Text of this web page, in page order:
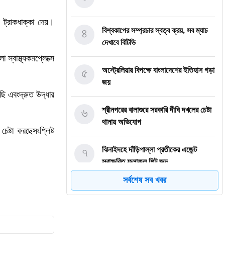
ট্রাকধাক্কা দেয়।
স্বাস্থ্যকমপ্লেক্সে
এবংদ্রুত উদ্ধার
চেষ্টা করছেসংশ্লিষ্ট
বিশ্বকাপের সম্প্রচার স্বত্ব ক্রয়, সব ম্যাচ
দেখাবে বিটিভি
৪
অস্ট্রেলিয়ার বিপক্ষে বাংলাদেশের ইতিহাস গড়া
জয়
৫
শ্রীনগরের বালাশুরে সরকারি দীঘি দখলের চেষ্টা
থানায় অভিযোগ
৬
ঝিনাইদহে দাঁড়িপাল্লা প্রতীকের এজেন্ট
স্বাক্ষরিত ফলাফল শিট জব্দ
৭
ত্রয়োদশ জাতীয় নির্বাচন, শান্তিপূর্ণ ও
৮
সর্বশেষ সব খবর